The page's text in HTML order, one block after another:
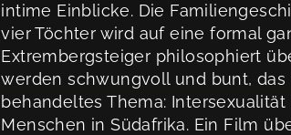
intime Einblicke. Die
vier Töchter wird auf eine formal
Extrembergsteiger philosophiert
werden schwungvoll und bunt,
behandeltes Thema:
Menschen in Südafrika. Ein Film